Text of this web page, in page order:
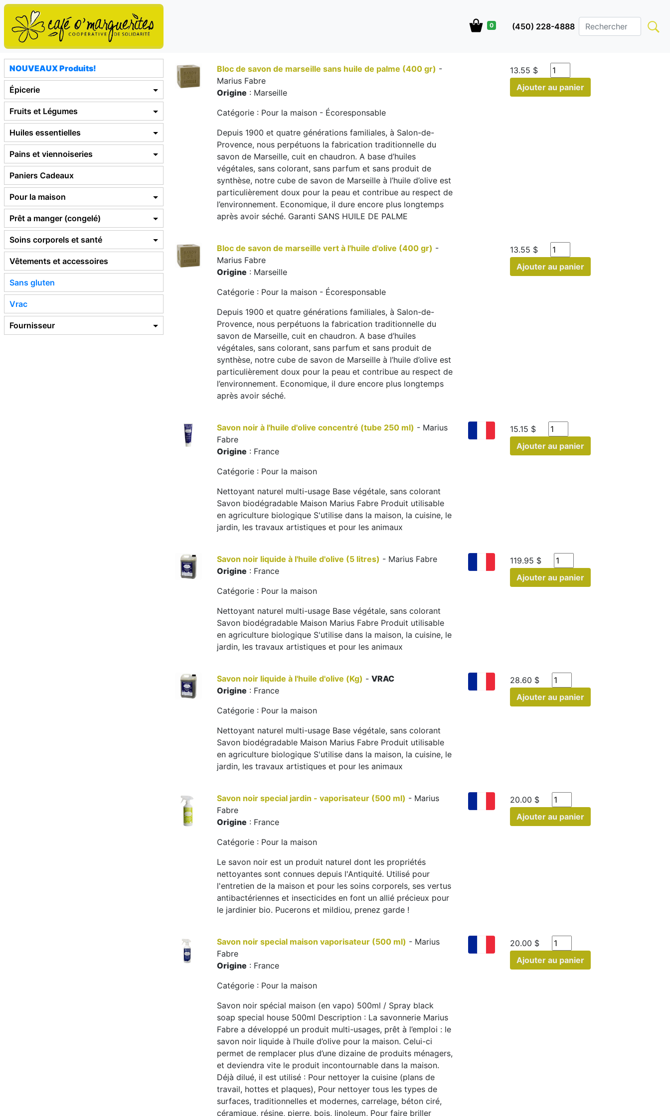
0 (450) 228-4888
NOUVEAUX Produits!
Épicerie
Fruits et Légumes
Huiles essentielles
Pains et viennoiseries
Paniers Cadeaux
Pour la maison
Prêt a manger (congelé)
Soins corporels et santé
Vêtements et accessoires
Sans gluten
Vrac
Fournisseur
Bloc de savon de marseille sans huile de palme (400 gr) -
Marius Fabre
Origine : Marseille
Catégorie : Pour la maison - Écoresponsable
Depuis 1900 et quatre générations familiales, à Salon-de-
Provence, nous perpétuons la fabrication traditionnelle du
savon de Marseille, cuit en chaudron. A base d’huiles
végétales, sans colorant, sans parfum et sans produit de
synthèse, notre cube de savon de Marseille à l’huile d’olive est
particulièrement doux pour la peau et contribue au respect de
l’environnement. Economique, il dure encore plus longtemps
après avoir séché. Garanti SANS HUILE DE PALME
13.55 $
Ajouter au panier
Bloc de savon de marseille vert à l'huile d'olive (400 gr) -
Marius Fabre
Origine : Marseille
Catégorie : Pour la maison - Écoresponsable
Depuis 1900 et quatre générations familiales, à Salon-de-
Provence, nous perpétuons la fabrication traditionnelle du
savon de Marseille, cuit en chaudron. A base d’huiles
végétales, sans colorant, sans parfum et sans produit de
synthèse, notre cube de savon de Marseille à l’huile d’olive est
particulièrement doux pour la peau et contribue au respect de
l’environnement. Economique, il dure encore plus longtemps
après avoir séché.
13.55 $
Ajouter au panier
Savon noir à l'huile d'olive concentré (tube 250 ml) - Marius
Fabre
Origine : France
Catégorie : Pour la maison
Nettoyant naturel multi-usage Base végétale, sans colorant
Savon biodégradable Maison Marius Fabre Produit utilisable
en agriculture biologique S'utilise dans la maison, la cuisine, le
jardin, les travaux artistiques et pour les animaux
15.15 $
Ajouter au panier
Savon noir liquide à l'huile d'olive (5 litres) - Marius Fabre
Origine : France
Catégorie : Pour la maison
Nettoyant naturel multi-usage Base végétale, sans colorant
Savon biodégradable Maison Marius Fabre Produit utilisable
en agriculture biologique S'utilise dans la maison, la cuisine, le
jardin, les travaux artistiques et pour les animaux
119.95 $
Ajouter au panier
Savon noir liquide à l'huile d'olive (Kg) - VRAC
Origine : France
Catégorie : Pour la maison
Nettoyant naturel multi-usage Base végétale, sans colorant
Savon biodégradable Maison Marius Fabre Produit utilisable
en agriculture biologique S'utilise dans la maison, la cuisine, le
jardin, les travaux artistiques et pour les animaux
28.60 $
Ajouter au panier
Savon noir special jardin - vaporisateur (500 ml) - Marius
Fabre
Origine : France
Catégorie : Pour la maison
Le savon noir est un produit naturel dont les propriétés
nettoyantes sont connues depuis l'Antiquité. Utilisé pour
l'entretien de la maison et pour les soins corporels, ses vertus
antibactériennes et insecticides en font un allié précieux pour
le jardinier bio. Pucerons et mildiou, prenez garde !
20.00 $
Ajouter au panier
Savon noir special maison vaporisateur (500 ml) - Marius
Fabre
Origine : France
Catégorie : Pour la maison
Savon noir spécial maison (en vapo) 500ml / Spray black
soap special house 500ml Description : La savonnerie Marius
Fabre a développé un produit multi-usages, prêt à l’emploi : le
savon noir liquide à l’huile d’olive pour la maison. Celui-ci
permet de remplacer plus d’une dizaine de produits ménagers,
et deviendra vite le produit incontournable dans la maison.
Déjà dilué, il est utilisé : Pour nettoyer la cuisine (plans de
travail, hottes et plaques), Pour nettoyer tous les types de
surfaces, traditionnelles et modernes, carrelage, béton ciré,
céramique, résine, pierre, bois, linoleum, Pour faire briller
20.00 $
Ajouter au panier